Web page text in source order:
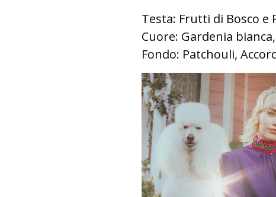
Testa: Frutti di Bosco e
Cuore: Gardenia
Fondo: Patchouli,